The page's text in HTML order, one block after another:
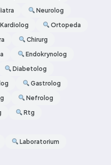
Neurolog
Kardiolog
Ortopeda
Chirurg
Endokrynolog
Diabetolog
Gastrolog
Nefrolog
Rtg
Laboratorium